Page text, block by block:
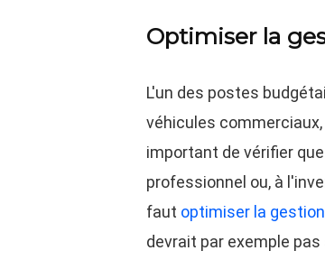
Optimiser la
L'un des postes
véhicules
important de vérifier
professionnel ou, à
faut optimiser la
devrait par exemple